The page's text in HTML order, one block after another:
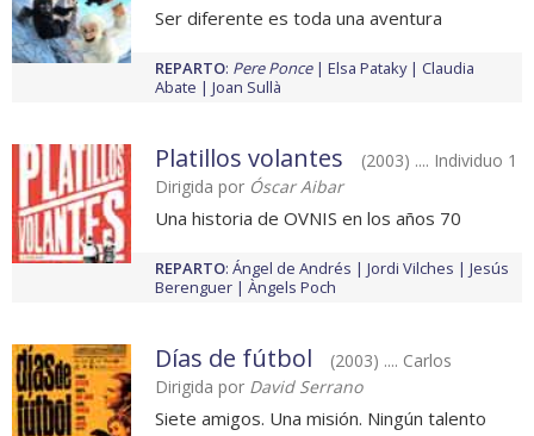
Ser diferente es toda una aventura
REPARTO: Pere Ponce Elsa Pataky
Claudia
Abate
Joan Sullà
Platillos volantes
(2003) .... Individuo 1
Dirigida por Óscar Aibar
Una historia de OVNIS en los años 70
REPARTO: Ángel de Andrés Jordi Vilches
Jesús
Berenguer
Àngels Poch
Días de fútbol
(2003) .... Carlos
Dirigida por David Serrano
Siete amigos. Una misión. Ningún talento